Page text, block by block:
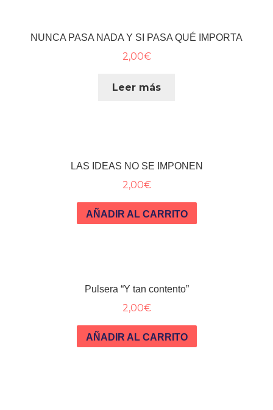
NUNCA PASA NADA Y SI PASA QUÉ IMPORTA
2,00€
Leer más
LAS IDEAS NO SE IMPONEN
2,00€
AÑADIR AL CARRITO
Pulsera “Y tan contento”
2,00€
AÑADIR AL CARRITO